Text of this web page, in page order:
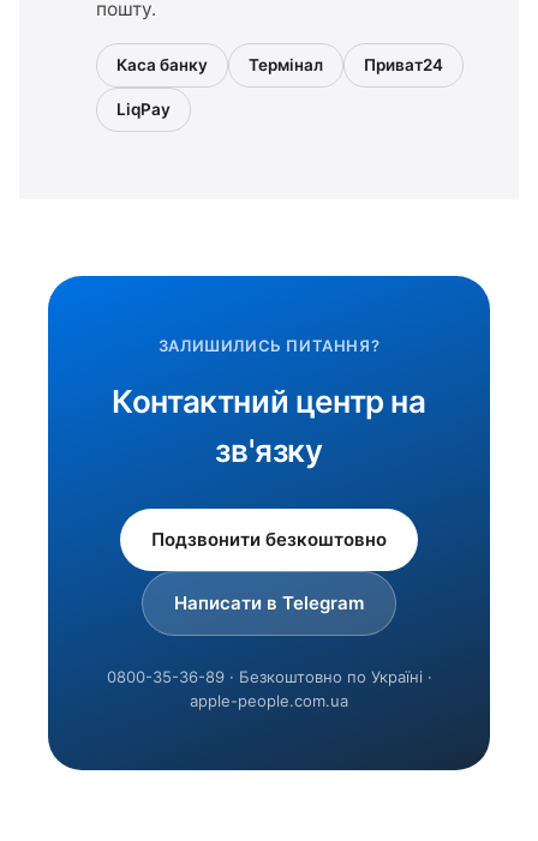
пошту.
Каса банку Термінал Приват24
LiqPay
ЗАЛИШИЛИСЬ ПИТАННЯ?
Контактний центр на
зв'язку
Подзвонити безкоштовно
Написати в Telegram
0800-35-36-89 · Безкоштовно по Україні ·
apple-people.com.ua